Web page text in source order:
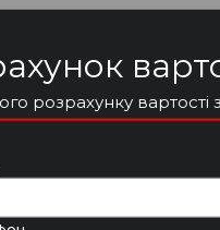
розрахунку вартості